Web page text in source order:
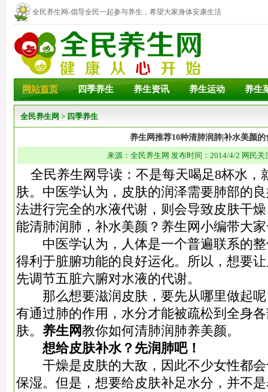
全民养生网-倡导全民一起参与养生，希望大家身体安康生活
幸福！
网站首页 四季养生 养生资讯 养生运动 养生
全民养生网 > 四季养生
养生网推荐10种清肺润肺|补水美颜的
来源：全民养生网 发布时间：2014/4/2 网民关
全民养生网导读：不是每天喝足8杯水，
肤。中医学认为，皮肤的润泽需要肺部的
法进行完全的水液代谢，则会导致皮肤干
能清肺润肺，补水美颜？养生网小编带大
中医学认为，人体是一个普遍联系的整
得利于脏腑功能的良好运化。所以，想要
先调节五脏六腑对水液的代谢。
那么想要滋润皮肤，要先从哪里做起呢
有通过肺的作用，水分才能被疏松到全身
肤。 养生网教你如何清肺润肺养美颜。
想给皮肤补水？先润肺吧！
干燥是皮肤的大敌，因此不少女性都会
保湿。但是，想要给皮肤补足水分，并不